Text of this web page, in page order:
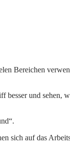
Bereichen
und sehen,
sich auf das